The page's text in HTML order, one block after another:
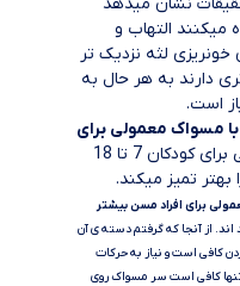
میکنند التهاب و
خونریزی لثه نزدیک تر
دارند به هر حال به
است.
مسواک معمولی برای
مسواک برقی برای کودکان 7 تا 18
تمیز میکند.
برای افراد مسن بیشتر
از آنجا که گرفتم دسته ی آن
کافی است و نیاز به حرکات
تنها کافی است سر مسواک روی